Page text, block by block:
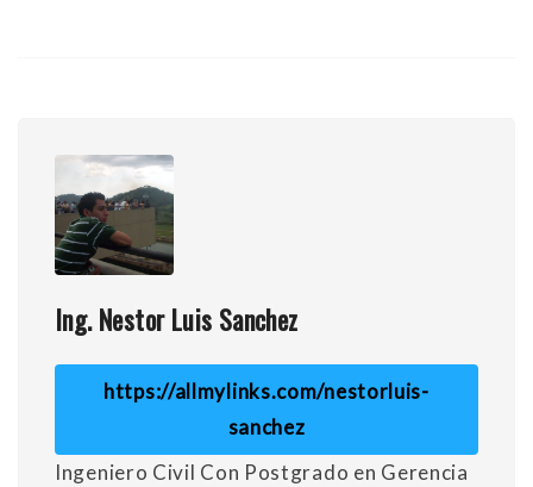
Ing. Nestor Luis Sanchez
https://allmylinks.com/nestorluis-
sanchez
Ingeniero Civil Con Postgrado en Gerencia